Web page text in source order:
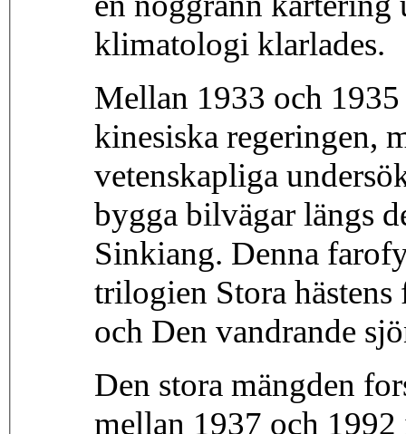
klimatologi klarlades.
Mellan 1933 och
kinesiska regeringen,
vetenskapliga
bygga bilvägar längs
Sinkiang. Denna
trilogien Stora
och Den vandrande
Den stora mängden
mellan 1937 och